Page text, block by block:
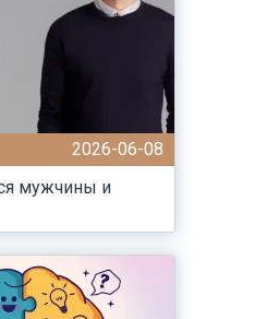
2026-06-08
мужчины и